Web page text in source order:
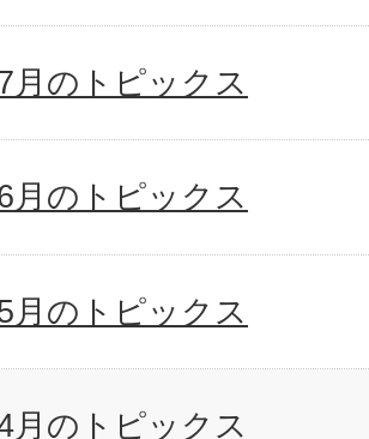
月のトピックス
月のトピックス
月のトピックス
月のトピックス